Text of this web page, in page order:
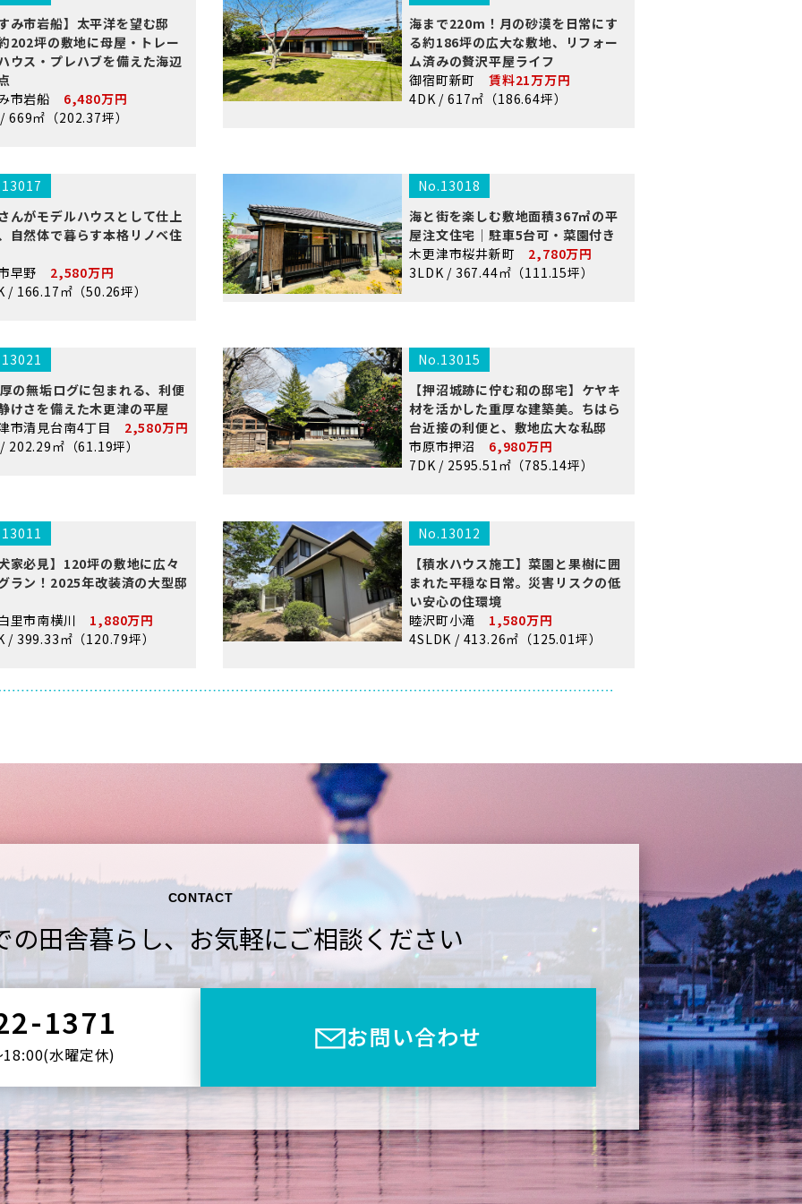
み市岩船】太平洋を望む邸
202坪の敷地に母屋・トレー
ウス・プレハブを備えた海辺
市岩船 6,480万円
669㎡（202.37坪）
海まで220m！月の砂漠を日常にす
る約186坪の広大な敷地、リフォー
ム済みの贅沢平屋ライフ
御宿町新町 賃料21万万円
4DK / 617㎡（186.64坪）
んがモデルハウスとして仕上
自然体で暮らす本格リノベ住
早野 2,580万円
/ 166.17㎡（50.26坪）
No.13018
海と街を楽しむ敷地面積367㎡の平
屋注文住宅｜駐車5台可・菜園付き
木更津市桜井新町 2,780万円
3LDK / 367.44㎡（111.15坪）
の無垢ログに包まれる、利便
けさを備えた木更津の平屋
市清見台南4丁目 2,580万円
202.29㎡（61.19坪）
No.13015
【押沼城跡に佇む和の邸宅】ケヤキ
材を活かした重厚な建築美。ちはら
台近接の利便と、敷地広大な私邸
市原市押沼 6,980万円
7DK / 2595.51㎡（785.14坪）
家必見】120坪の敷地に広々
ラン！2025年改装済の大型邸
里市南横川 1,880万円
/ 399.33㎡（120.79坪）
No.13012
【積水ハウス施工】菜園と果樹に囲
まれた平穏な日常。災害リスクの低
い安心の住環境
睦沢町小滝 1,580万円
4SLDK / 413.26㎡（125.01坪）
CONTACT
の田舎暮らし、 お気軽にご相談ください
1371
⽔曜定休)
お問い合わせ